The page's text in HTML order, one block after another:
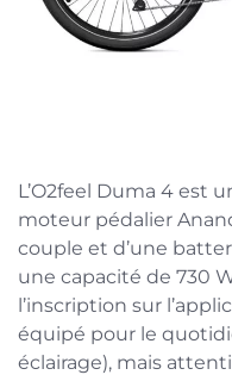
L’O2feel Duma 4 est
moteur pédalier
couple et d’une
une capacité de 730
l’inscription sur
équipé pour le
éclairage), mais